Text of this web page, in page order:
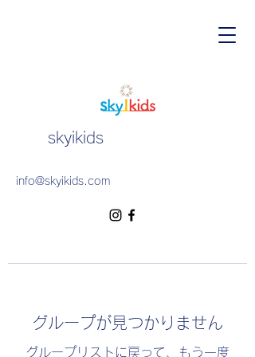
skyikids
info@skyikids.com
グループが見つかりません
グループリストに戻って、もう一度